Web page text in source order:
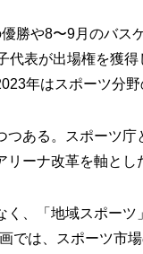
勝や8〜9月のバス
表が出場権を獲
年はスポーツ分野
ある。スポーツ
ーナ改革を軸とし
、「地域スポーツ
では、スポーツ市